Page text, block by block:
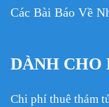
Các Bài Báo Về
DÀNH CHO
Chi phí thuê thám